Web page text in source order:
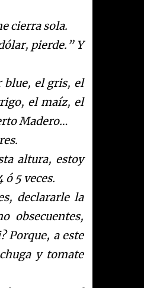
cierra sola.
pierde.” Y
blue, el gris, el
el maíz, el
Madero…
altura, estoy
ó 5 veces.
declararle la
obsecuentes,
Porque, a este
y tomate